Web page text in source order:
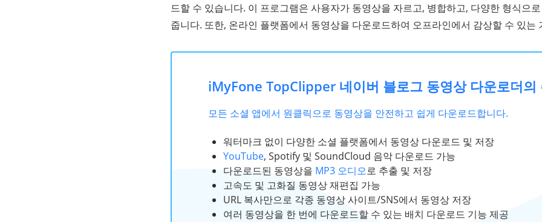
드할 수 있습니다. 이 프로그램은 사용자가 동영상을 자르고, 병합하고, 다양한 형식으
줍니다. 또한, 온라인 플랫폼에서 동영상을 다운로드하여 오프라인에서 감상할 수 있는
iMyFone TopClipper 네이버 블로그 동영상 다운로더의
모든 소셜 앱에서 원클릭으로 동영상을 안전하고 쉽게 다운로드합니다.
워터마크 없이 다양한 소셜 플랫폼에서 동영상 다운로드 및 저장
YouTube, Spotify 및 SoundCloud 음악 다운로드 가능
다운로드된 동영상을 MP3 오디오로 추출 및 저장
고속도 및 고화질 동영상 재편집 가능
URL 복사만으로 각종 동영상 사이트/SNS에서 동영상 저장
여러 동영상을 한 번에 다운로드할 수 있는 배치 다운로드 기능 제공